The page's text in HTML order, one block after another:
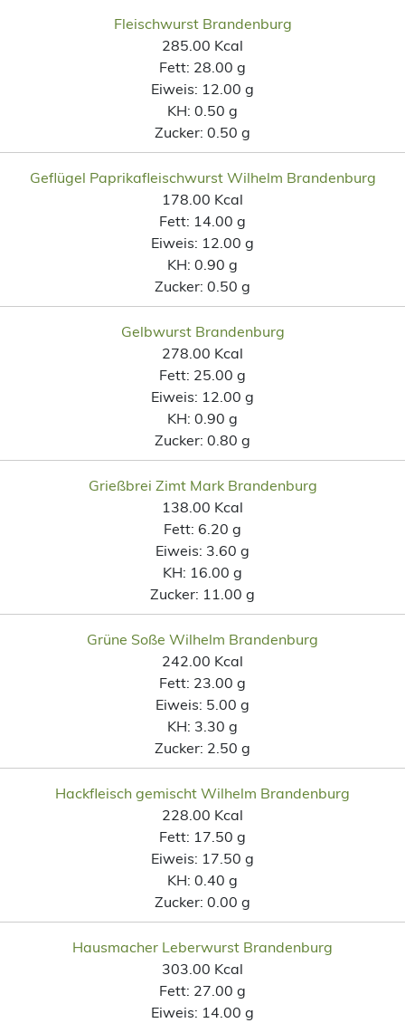
Fleischwurst Brandenburg
285.00 Kcal
Fett: 28.00 g
Eiweis: 12.00 g
KH: 0.50 g
Zucker: 0.50 g
Geflügel Paprikafleischwurst Wilhelm Brandenburg
178.00 Kcal
Fett: 14.00 g
Eiweis: 12.00 g
KH: 0.90 g
Zucker: 0.50 g
Gelbwurst Brandenburg
278.00 Kcal
Fett: 25.00 g
Eiweis: 12.00 g
KH: 0.90 g
Zucker: 0.80 g
Grießbrei Zimt Mark Brandenburg
138.00 Kcal
Fett: 6.20 g
Eiweis: 3.60 g
KH: 16.00 g
Zucker: 11.00 g
Grüne Soße Wilhelm Brandenburg
242.00 Kcal
Fett: 23.00 g
Eiweis: 5.00 g
KH: 3.30 g
Zucker: 2.50 g
Hackfleisch gemischt Wilhelm Brandenburg
228.00 Kcal
Fett: 17.50 g
Eiweis: 17.50 g
KH: 0.40 g
Zucker: 0.00 g
Hausmacher Leberwurst Brandenburg
303.00 Kcal
Fett: 27.00 g
Eiweis: 14.00 g